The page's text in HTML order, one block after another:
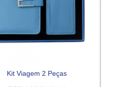
Kit Viagem 2 Peças